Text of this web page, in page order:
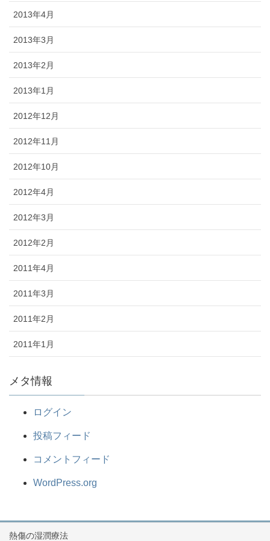
2013年4月
2013年3月
2013年2月
2013年1月
2012年12月
2012年11月
2012年10月
2012年4月
2012年3月
2012年2月
2011年4月
2011年3月
2011年2月
2011年1月
メタ情報
ログイン
投稿フィード
コメントフィード
WordPress.org
熱傷の湿潤療法